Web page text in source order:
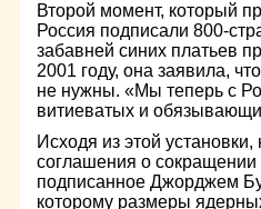
Второй момент, который
Россия подписали 800-
забавней синих платьев
2001 году, она заявила,
не нужны. «Мы теперь с
витиеватых и
Исходя из этой
соглашения о сокращении
подписанное Джорджем
которому размеры